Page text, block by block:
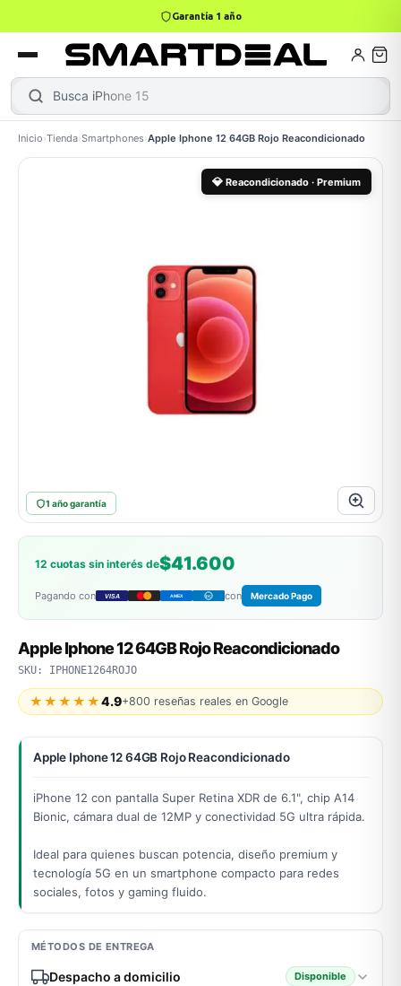
4,9 · +800 reseñas Google
Busca
→
Air
Inicio›Tienda›Smartphones›Apple Iphone 12 64GB Rojo Reacondicionado
💎 Reacondicionado · Premium
1 año garantía
12 cuotas sin interés de$41.600
Pagando con VISA AMEX DC con Mercado Pago
Apple Iphone 12 64GB Rojo Reacondicionado
SKU: IPHONE1264ROJO
★★★★★4.9+800 reseñas reales en Google
Apple Iphone 12 64GB Rojo Reacondicionado
iPhone 12 con pantalla Super Retina XDR de 6.1", chip A14
Bionic, cámara dual de 12MP y conectividad 5G ultra rápida.
Ideal para quienes buscan potencia, diseño premium y
tecnología 5G en un smartphone compacto para redes
sociales, fotos y gaming fluido.
MÉTODOS DE ENTREGA
Despacho a domicilio Disponible